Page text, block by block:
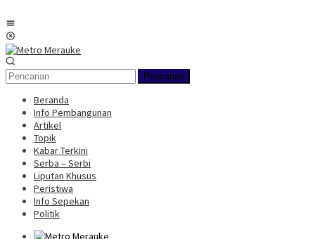
ke
konten
Pencarian
Beranda
Info Pembangunan
Artikel
Topik
Kabar Terkini
Serba – Serbi
Liputan Khusus
Peristiwa
Info Sepekan
Politik